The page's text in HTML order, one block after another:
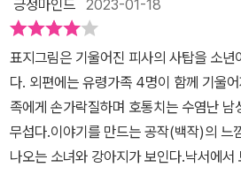
즐거웠는데요. 서로의 이야기가 어떻게 다
각자 다른 이야기를 나누는 것도 즐거웠네
어서서 이야기를 만드는 작가가 되게 해
족]입니다.
야 하는데,어떡하죠? 이야기를 만들기가 넘 힘든
풀려난 유령 가족은 기울어진 탑을 떠날
바로 서는 법을 몰라요.유령 가족은 그들
에 올라갔어요.어쩌고저쩌고….아고고 힘들어 이야기를 만드
정말 힘들어요그것도 누군가의 시선을
은 더 힘든 것 같아요 그림책을 보고 그림책이 주는 즐거움과 마음
생각해요. ​물론 거친 언어 표현은 나의 마
드럽게 고쳐야 할 것 같지만요^^ ​저는 처
나라 작가님이 쓰신 책인 줄 알았답니다.
고 선과 사람의 형태도 우리나라의 다른
요. 제 기준에 세련됐달까요? ​사람마다 기
평가하는 것은 정말 조심스러운 일이에요
은 종이책으로 읽어 보셨으면 하는 책입
긍정마인드 2023-01-18
표지그림은 기울어진 피사의 사탑을 소년
다. 외편에는 유령가족 4명이 함께 기울
족에게 손가락질하며 호통치는 수염난
무섭다.이야기를 만드는 공작(백작)의 느
나오는 소녀와 강아지가 보인다.낙서에서